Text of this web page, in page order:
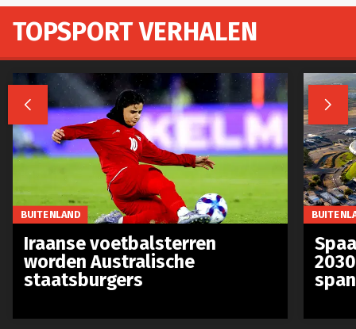
TOPSPORT VERHALEN
 
BUITENLAND
Iraanse voetbalsterren
worden Australische
staatsburgers